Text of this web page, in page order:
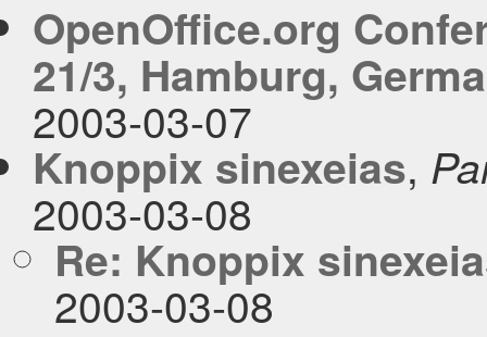
OpenOffice.org
21/3, Hamburg,
2003-03-07
Knoppix sinexeias,
2003-03-08
Re: Knoppix
2003-03-08